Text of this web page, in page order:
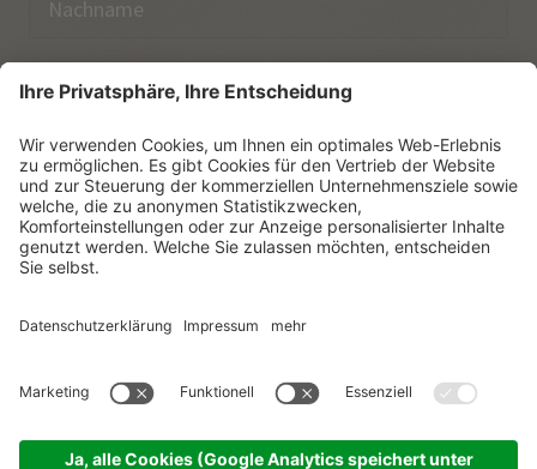
Ich habe dieDatenschutzerklärungzur Kenntnis
genommen.
NEWSLETTER ABONNIEREN
Cookie-Einstellungen .